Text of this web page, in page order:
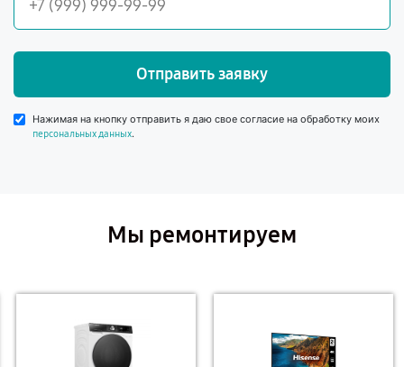
Отправить заявку
Нажимая на кнопку отправить я даю свое согласие на обработку моих
персональных данных.
Мы ремонтируем